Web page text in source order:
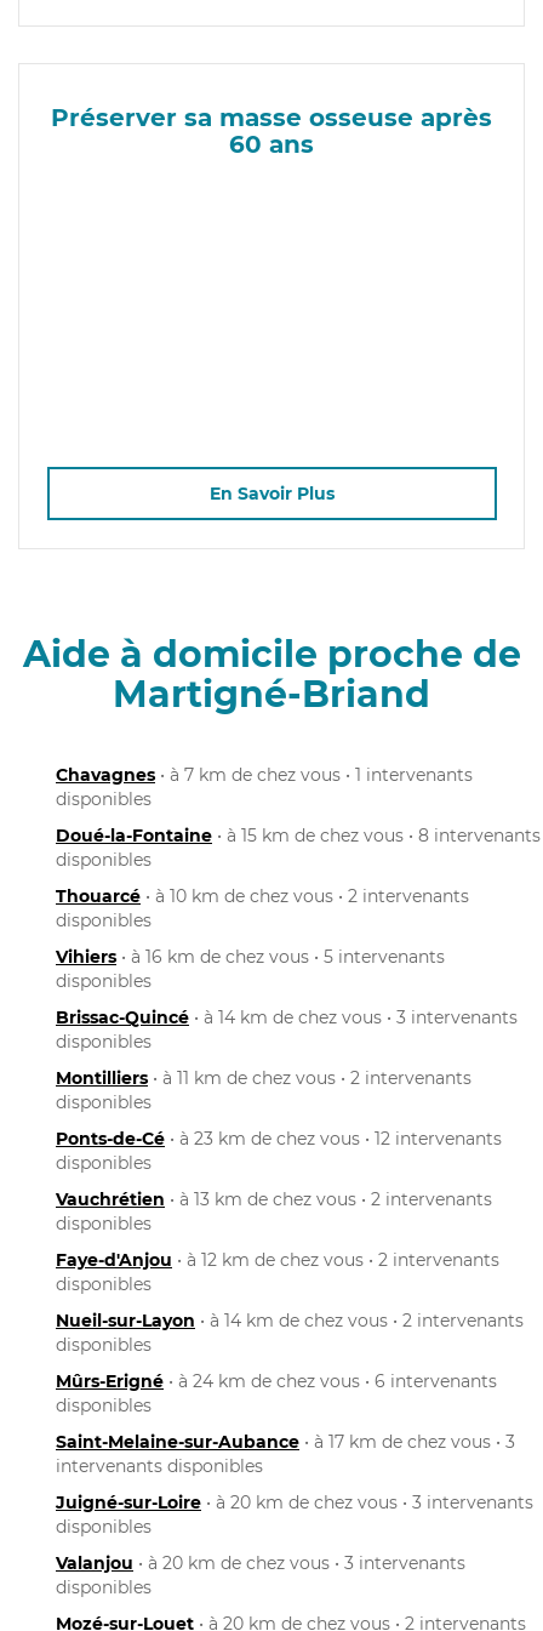
Préserver sa masse osseuse après
60 ans
En Savoir Plus
Aide à domicile proche de
Martigné-Briand
Chavagnes • à 7 km de chez vous • 1 intervenants
disponibles
Doué-la-Fontaine • à 15 km de chez vous • 8 intervenants
disponibles
Thouarcé • à 10 km de chez vous • 2 intervenants
disponibles
Vihiers • à 16 km de chez vous • 5 intervenants
disponibles
Brissac-Quincé • à 14 km de chez vous • 3 intervenants
disponibles
Montilliers • à 11 km de chez vous • 2 intervenants
disponibles
Ponts-de-Cé • à 23 km de chez vous • 12 intervenants
disponibles
Vauchrétien • à 13 km de chez vous • 2 intervenants
disponibles
Faye-d'Anjou • à 12 km de chez vous • 2 intervenants
disponibles
Nueil-sur-Layon • à 14 km de chez vous • 2 intervenants
disponibles
Mûrs-Erigné • à 24 km de chez vous • 6 intervenants
disponibles
Saint-Melaine-sur-Aubance • à 17 km de chez vous • 3
intervenants disponibles
Juigné-sur-Loire • à 20 km de chez vous • 3 intervenants
disponibles
Valanjou • à 20 km de chez vous • 3 intervenants
disponibles
Mozé-sur-Louet • à 20 km de chez vous • 2 intervenants